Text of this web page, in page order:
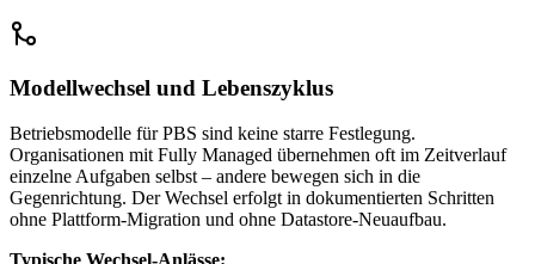
Modellwechsel und Lebenszyklus
Betriebsmodelle für PBS sind keine starre Festlegung.
Organisationen mit Fully Managed übernehmen oft im Zeitverlauf
einzelne Aufgaben selbst – andere bewegen sich in die
Gegenrichtung. Der Wechsel erfolgt in dokumentierten Schritten
ohne Plattform-Migration und ohne Datastore-Neuaufbau.